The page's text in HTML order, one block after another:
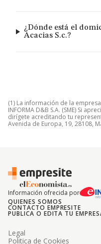
¿Dónde está el
Acacias S.c.?
(1) La información de la
INFORMA D&B S.A. (SME) Si
dirígete acreditando tu
Avenida de Europa, 19, 28108,
Información ofrecida por
QUIENES SOMOS
CONTACTO EMPRESITE
PUBLICA O EDITA TU
Legal
Politica de Cookies